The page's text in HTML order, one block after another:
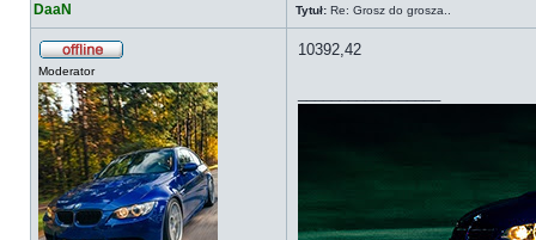
DaaN Tytuł: Re: Grosz do grosza..
Moderator
10392,42